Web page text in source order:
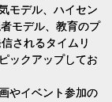
モデル、ハイセン
モデル、教育のプ
されるタイムリ
ックアップしてお
やイベント参加の